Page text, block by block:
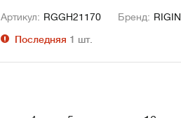
Артикул: RGGH21170 Бренд:
Последняя 1 шт.